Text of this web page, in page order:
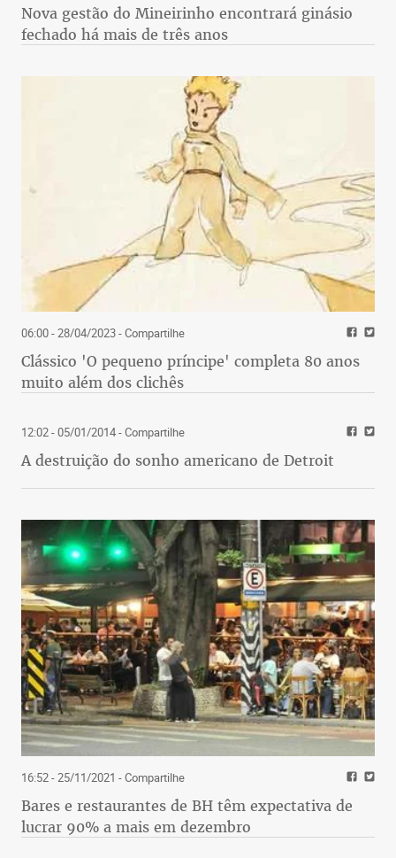
Nova gestão do Mineirinho encontrará ginásio
fechado há mais de três anos
06:00 - 28/04/2023- Compartilhe
Clássico 'O pequeno príncipe' completa 80 anos
muito além dos clichês
12:02 - 05/01/2014- Compartilhe
A destruição do sonho americano de Detroit
16:52 - 25/11/2021 - Compartilhe
Bares e restaurantes de BH têm expectativa de
lucrar 90% a mais em dezembro